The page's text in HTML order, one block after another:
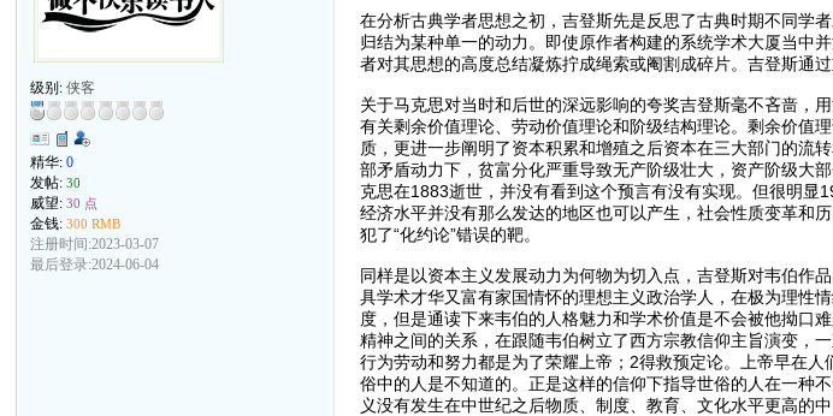
级别:侠客
精华:0
发帖:30
威望:30 点
金钱:300 RMB
注册时间:2023-03-07
最后登录:2024-06-04
在分析古典学者思想之初，吉登斯先是反思了古典时期不同学
归结为某种单一的动力。即使原作者构建的系统学术大厦当中
者对其思想的高度总结凝炼拧成绳索或阉割成碎片。吉登斯通
关于马克思对当时和后世的深远影响的夸奖吉登斯毫不吝啬，
有关剩余价值理论、劳动价值理论和阶级结构理论。剩余价值
质，更进一步阐明了资本积累和增殖之后资本在三大部门的流
部矛盾动力下，贫富分化严重导致无产阶级壮大，资产阶级大
克思在1883逝世，并没有看到这个预言有没有实现。但很明
经济水平并没有那么发达的地区也可以产生，社会性质变革和
犯了“化约论”错误的靶。
同样是以资本主义发展动力为何物为切入点，吉登斯对韦伯作
具学术才华又富有家国情怀的理想主义政治学人，在极为理性
度，但是通读下来韦伯的人格魅力和学术价值是不会被他拗口
精神之间的关系，在跟随韦伯树立了西方宗教信仰主旨演变，
行为劳动和努力都是为了荣耀上帝；2得救预定论。上帝早在
俗中的人是不知道的。正是这样的信仰下指导世俗的人在一种
义没有发生在中世纪之后物质、制度、教育、文化水平更高的中